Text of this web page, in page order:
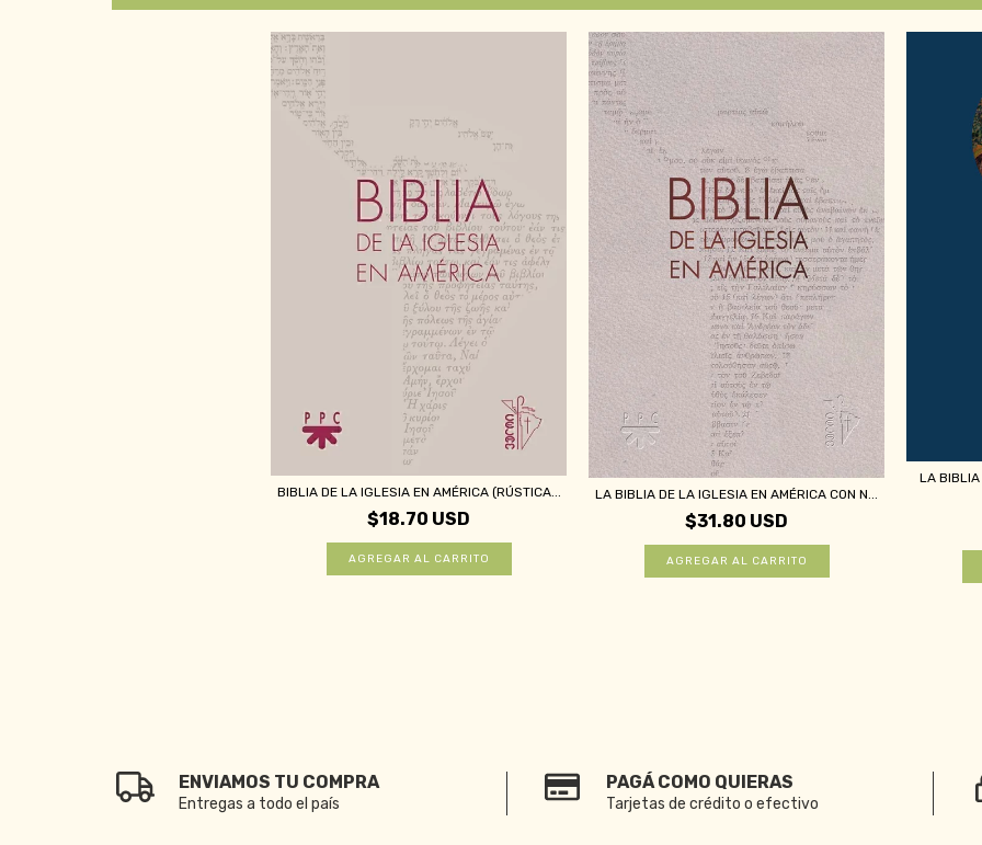
BIBLIA DE LA IGLESIA EN AMÉRICA (RÚSTICA...
$18.70 USD
LA BIBLIA DE LA IGLESIA EN AMÉRICA CON N...
$31.80 USD
LA BIBLIA
ENVIAMOS TU COMPRA
Entregas a todo el país
PAGÁ COMO QUIERAS
Tarjetas de crédito o efectivo